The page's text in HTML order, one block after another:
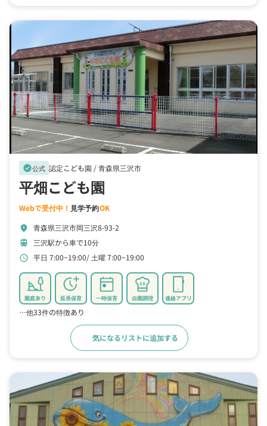
verified公式 認定こども園 /青森県三沢市
平畑こども園
Webで受付中！ 見学予約OK
location_on 青森県三沢市岡三沢8-93-2
train 三沢駅から車で10分
schedule 平日 7:00~19:00 土曜 7:00~19:00
園庭あり 延長保育 一時保育 自園調理 連絡アプリ
…他33件の特徴あり
気になるリストに追加する